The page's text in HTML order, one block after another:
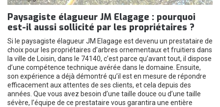
Paysagiste élagueur JM Elagage : pourquoi
est-il aussi sollicité par les propriétaires ?
Si le paysagiste élagueur JM Elagage est devenu un prestataire de
choix pour les propriétaires d’arbres ornementaux et fruitiers dans
la ville de Loisin, dans le 74140, c’est parce qu’avant tout, il dispose
d’une compétence technique avérée dans le domaine. Ensuite,
son expérience a déjà démontré qu’il est en mesure de répondre
efficacement aux attentes de ses clients, et cela depuis des
années. Que vous avez besoin d’une taille douce ou d’une taille
sévère, l’équipe de ce prestataire vous garantira une entière